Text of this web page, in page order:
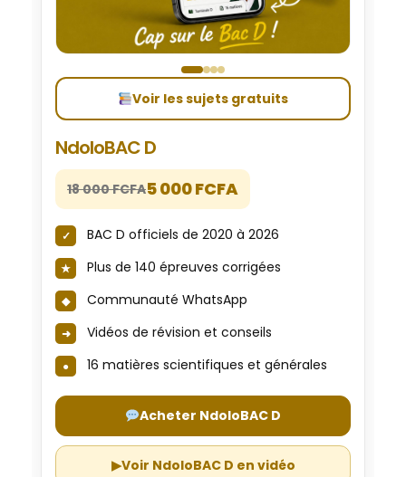
Voir les sujets gratuits
NdoloBAC D
18 000 FCFA5 000 FCFA
BAC D officiels de 2020 à 2026
Plus de 140 épreuves corrigées
Communauté WhatsApp
Vidéos de révision et conseils
16 matières scientifiques et générales
Acheter NdoloBAC D
▶Voir NdoloBAC D en vidéo